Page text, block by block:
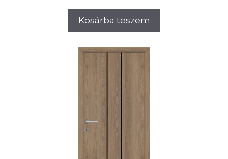
Kosárba teszem